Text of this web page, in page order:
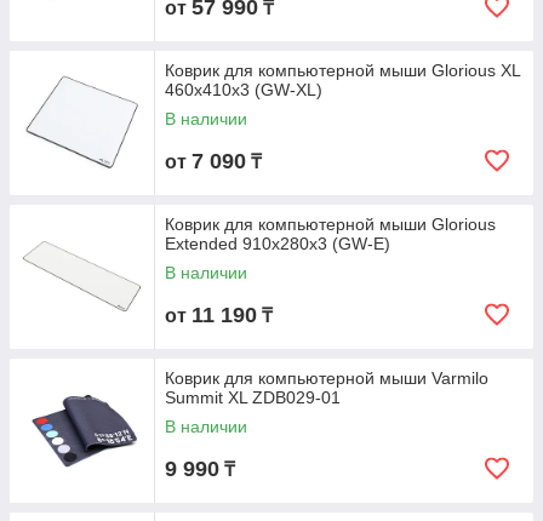
от 57 990 ₸
Коврик для компьютерной мыши Glorious XL
460x410x3 (GW-XL)
В наличии
от 7 090 ₸
Коврик для компьютерной мыши Glorious
Extended 910x280x3 (GW-E)
В наличии
от 11 190 ₸
Коврик для компьютерной мыши Varmilo
Summit XL ZDB029-01
В наличии
9 990 ₸